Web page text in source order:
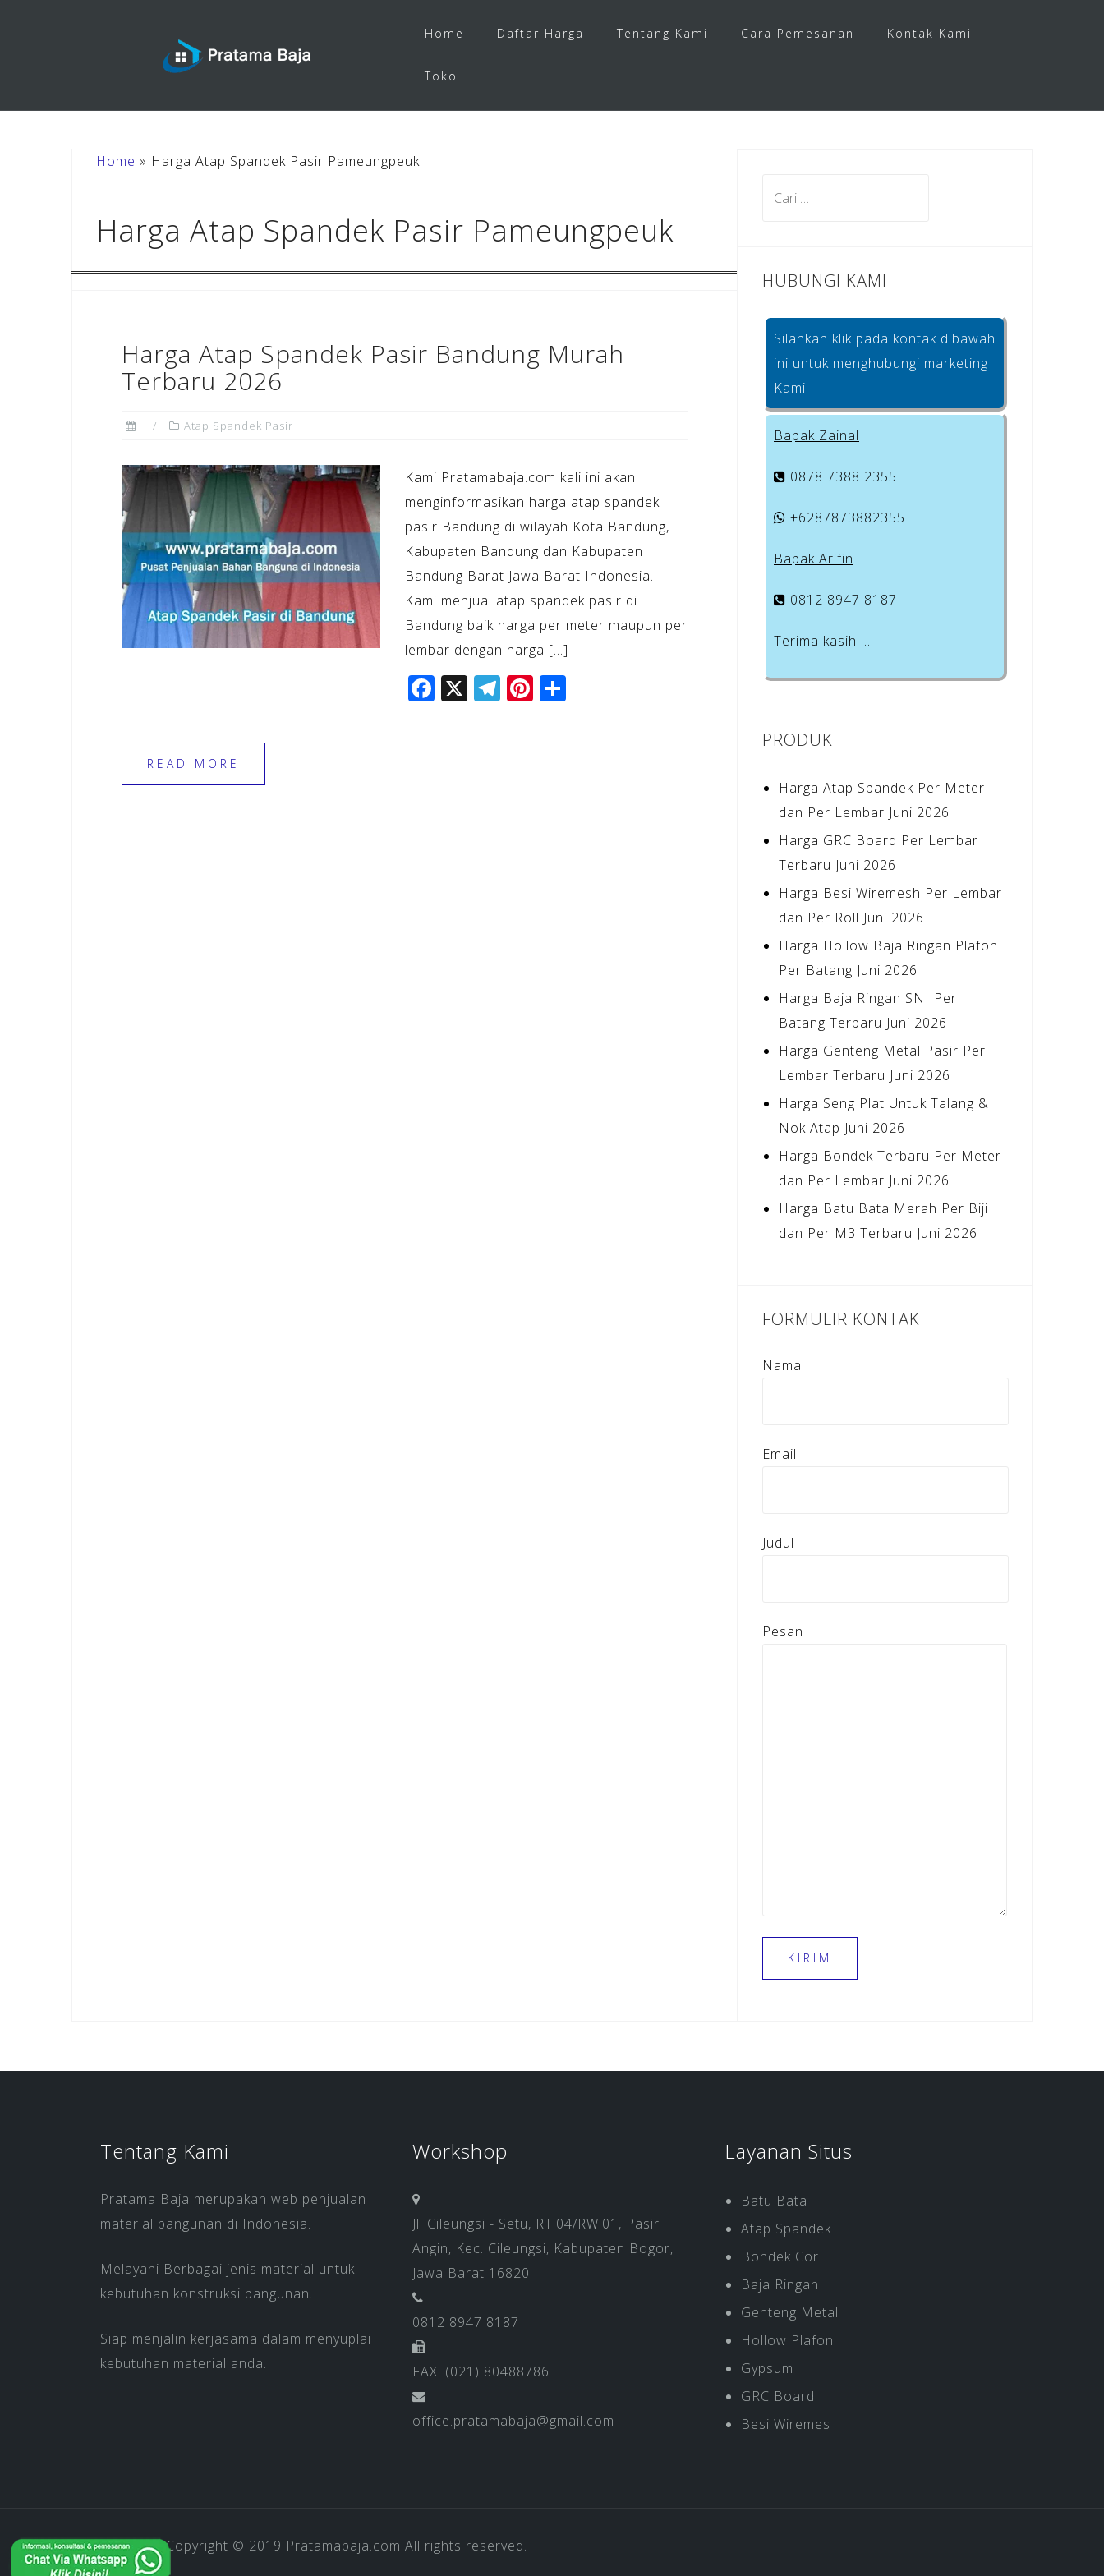
Home Daftar Harga Tentang Kami Cara Pemesanan Kontak Kami
Toko
Home » Harga Atap Spandek Pasir Pameungpeuk
Harga Atap Spandek Pasir Pameungpeuk
Harga Atap Spandek Pasir Bandung Murah
Terbaru 2026
Atap Spandek Pasir
Kami Pratamabaja.com kali ini akan
menginformasikan harga atap spandek
pasir Bandung di wilayah Kota Bandung,
Kabupaten Bandung dan Kabupaten
Bandung Barat Jawa Barat Indonesia.
Kami menjual atap spandek pasir di
Bandung baik harga per meter maupun per
lembar dengan harga […]
F X T Pi S
READ MORE
HUBUNGI KAMI
Silahkan klik pada kontak dibawah
ini untuk menghubungi marketing
Kami.
Bapak Zainal
0878 7388 2355
+6287873882355
Bapak Arifin
0812 8947 8187
Terima kasih …!
PRODUK
Harga Atap Spandek Per Meter
dan Per Lembar Juni 2026
Harga GRC Board Per Lembar
Terbaru Juni 2026
Harga Besi Wiremesh Per Lembar
dan Per Roll Juni 2026
Harga Hollow Baja Ringan Plafon
Per Batang Juni 2026
Harga Baja Ringan SNI Per
Batang Terbaru Juni 2026
Harga Genteng Metal Pasir Per
Lembar Terbaru Juni 2026
Harga Seng Plat Untuk Talang &
Nok Atap Juni 2026
Harga Bondek Terbaru Per Meter
dan Per Lembar Juni 2026
Harga Batu Bata Merah Per Biji
dan Per M3 Terbaru Juni 2026
FORMULIR KONTAK
Nama
Email
Judul
Pesan
Tentang Kami
Pratama Baja merupakan web penjualan
material bangunan di Indonesia.
Melayani Berbagai jenis material untuk
kebutuhan konstruksi bangunan.
Siap menjalin kerjasama dalam menyuplai
kebutuhan material anda.
Workshop
Jl. Cileungsi - Setu, RT.04/RW.01, Pasir
Angin, Kec. Cileungsi, Kabupaten Bogor,
Jawa Barat 16820
0812 8947 8187
FAX: (021) 80488786
office.pratamabaja@gmail.com
Layanan Situs
Batu Bata
Atap Spandek
Bondek Cor
Baja Ringan
Genteng Metal
Hollow Plafon
Gypsum
GRC Board
Besi Wiremes
Copyright © 2019 Pratamabaja.com All rights reserved.